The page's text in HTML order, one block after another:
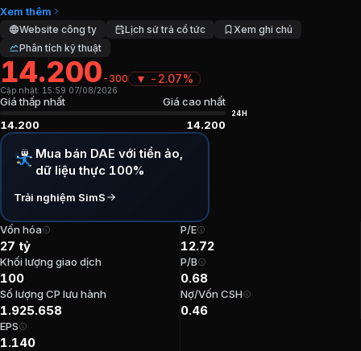
Giới thiệuCổ phiếu CTCP Sách giáo
Giới thiệu Công ty được thành lập vào tháng 3 năm 2004,
Chỉ số tài chính DAE
Giá hiện tại: 14200VND
Vốn hóa: 27 tỷ đồng
P/B: 0,68
EPS: 1.140,08
ROA: 4,08%
Ban lãnh đạo Cổ phiếu CTCP Sách
vụ: Liên kết xuất bản, in và phát hành...
Xem thêm
Website công ty Lịch sử trả cổ tức
Xem ghi chú
Phân tích kỹ thuật
14.200 -300 ▼ -2.07%
Cập nhật: 15:59 07/08/2026
Giá thấp nhất
Giá cao nhất
14.200
14.200
24H
Mua bán DAE với tiền ảo,
dữ liệu thực 100%
Trải nghiệm SimS
Vốn hóa
27 tỷ
Khối lượng giao dịch
100
Số lượng CP lưu hành
1.925.658
P/E
12.72
P/B
0.68
Nợ/Vốn CSH
0.46
EPS
1.140